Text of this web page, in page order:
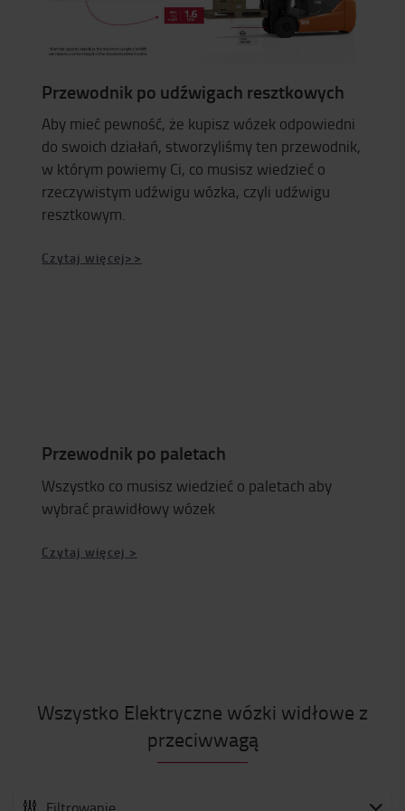
Przewodnik po udźwigach resztkowych
Aby mieć pewność, że kupisz wózek odpowiedni
do swoich działań, stworzyliśmy ten przewodnik,
w którym powiemy Ci, co musisz wiedzieć o
rzeczywistym udźwigu wózka, czyli udźwigu
resztkowym.
Czytaj więcej>>
Przewodnik po paletach
Wszystko co musisz wiedzieć o paletach aby
wybrać prawidłowy wózek
Czytaj więcej >
Wszystko Elektryczne wózki widłowe z
przeciwwagą